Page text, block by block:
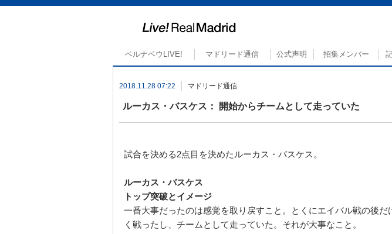
ベルナベウLIVE! マドリード通信 公式声明 招集メンバー
2018.11.28 07:22 マドリード通信
ルーカス・バスケス： 開始からチームとして走っていた
試合を決める2点目を決めたルーカス・バスケス。
ルーカス・バスケス
トップ突破とイメージ
一番大事だったのは感覚を取り戻すこと。とくにエイバル戦の後だ
く戦ったし、チームとして走っていた。それが大事なこと。